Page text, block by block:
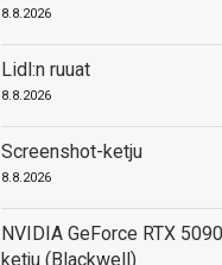
8.8.2026
Lidl:n ruuat
8.8.2026
Screenshot-ketju
8.8.2026
NVIDIA GeForce RTX
ketju (Blackwell)